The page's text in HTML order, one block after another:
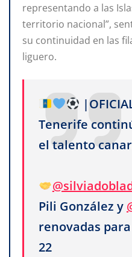
representando a las
territorio nacional”,
su continuidad en las
liguero.
Tenerife
el talento
Pili González y
renovadas
22